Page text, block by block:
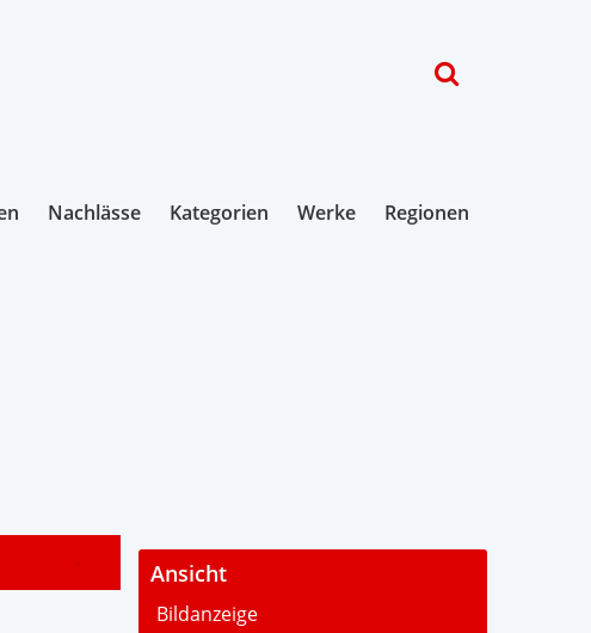
Nachlässe Kategorien Werke Regionen
- Ansicht
Bildanzeige